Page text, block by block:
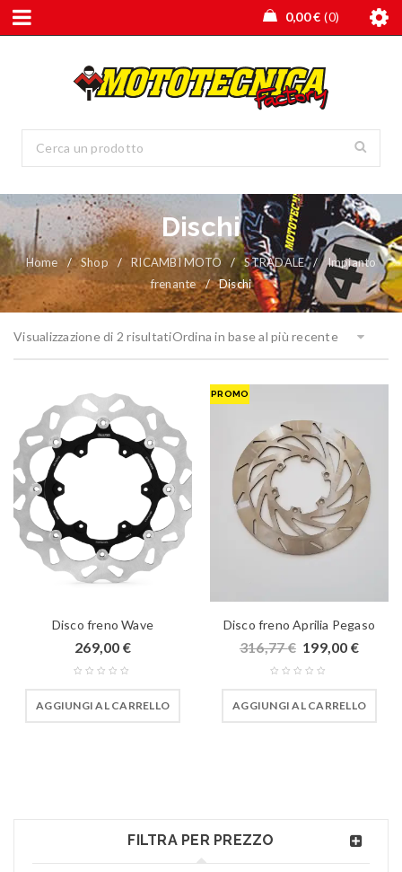
0,00€ 0
Dischi
Home / Shop / RICAMBI MOTO / STRADALE /
Impianto
frenante
/ Dischi
Visualizzazione di 2 risultatiOrdina in base al più recente
Disco freno Wave
269,00 €
AGGIUNGI AL CARRELLO
PROMO
Disco freno Aprilia Pegaso
316,77€ 199,00 €
AGGIUNGI AL CARRELLO
FILTRA PER PREZZO